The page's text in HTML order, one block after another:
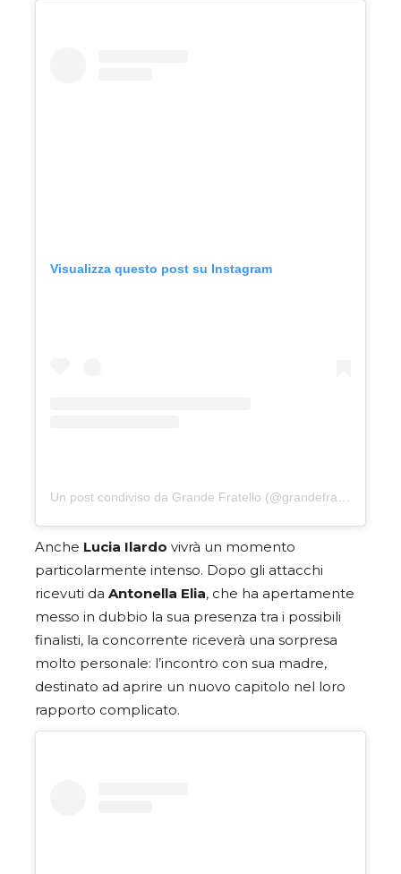
Visualizza questo post su Instagram
Un post condiviso da Grande Fratello (@grandefratellotv)
Anche Lucia Ilardo vivrà un momento
particolarmente intenso. Dopo gli attacchi
ricevuti da Antonella Elia, che ha apertamente
messo in dubbio la sua presenza tra i possibili
finalisti, la concorrente riceverà una sorpresa
molto personale: l’incontro con sua madre,
destinato ad aprire un nuovo capitolo nel loro
rapporto complicato.